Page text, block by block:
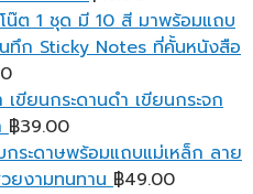
น๊ต 1 ชุด มี 10 สี มาพร้อมแถบ
ทึก Sticky Notes ที่คั้นหนังสือ
เขียนกระดานดำ เขียนกระจก
฿39.00
ระดาษพร้อมแถบแม่เหล็ก ลาย
ยงามทนทาน ฿49.00